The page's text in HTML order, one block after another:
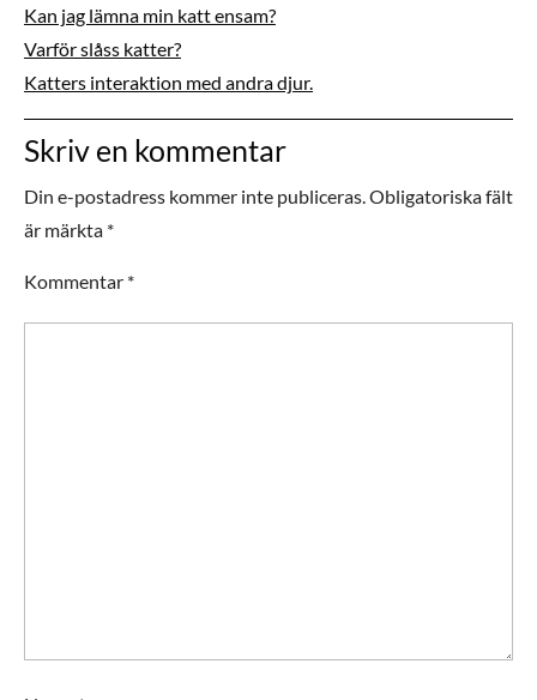
Kan jag lämna min katt ensam?
Varför slåss katter?
Katters interaktion med andra djur.
Skriv en kommentar
Din e-postadress kommer inte publiceras. Obligatoriska fält
är märkta *
Kommentar *